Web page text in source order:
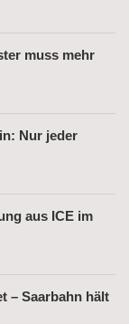
muss mehr
Nur jeder
aus ICE im
– Saarbahn hält